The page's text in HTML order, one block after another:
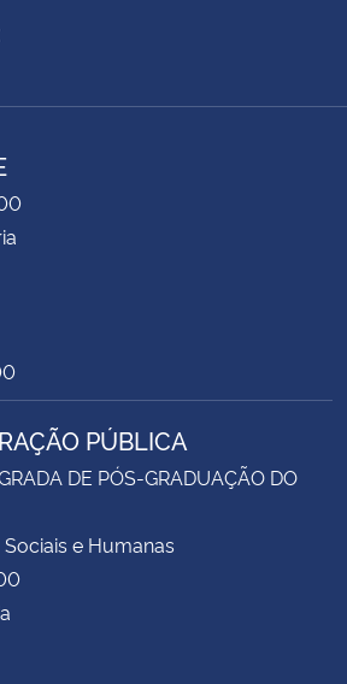
PÚBLICA
DE PÓS-GRADUAÇÃO DO
e Humanas